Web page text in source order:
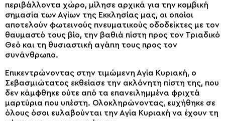
περιβάλλοντα χώρο, μίλησε αρχικά για την κομβική
σημασία των Αγίων της Εκκλησίας μας, οι οποίοι
αποτελούν φωτεινούς πνευματικούς οδοδείκτες με τον
θαυμαστό τους βίο, την βαθιά πίστη προς τον Τριαδικό
Θεό και τη θυσιαστική αγάπη τους προς τον
συνάνθρωπο.
Επικεντρώνοντας στην τιμώμενη Αγία Κυριακή, ο
Σεβασμιώτατος εκθείασε την ακλόνητη πίστη της, που
δεν κάμφθηκε ούτε από τα επανειλημμένα φριχτά
μαρτύρια που υπέστη. Ολοκληρώνοντας, ευχήθηκε σε
όλους όσοι ευλαβούνται την Αγία Κυριακή να έχουν τη